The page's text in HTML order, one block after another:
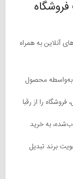
آنلاین به همراه
محصول
را از رقبا
به خرید
برند تبدیل